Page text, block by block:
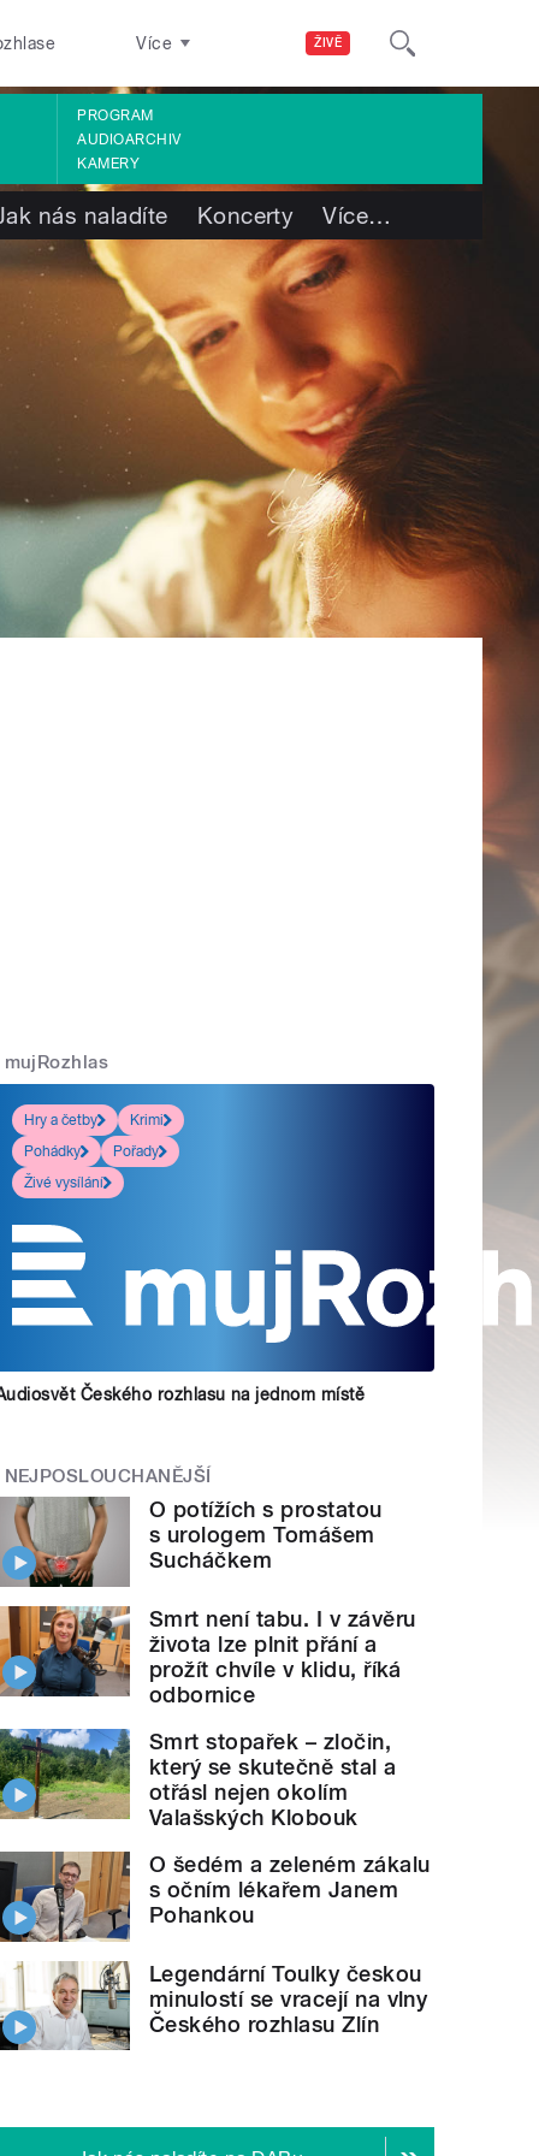
ŽIVĚ
Více
PROGRAM
AUDIOARCHIV
KAMERY
nás naladíte Koncerty Více…
mujRozhlas
Hry a četby
Krimi
Pohádky
Pořady
Živé vysílání
Českého rozhlasu na jednom místě
NEJPOSLOUCHANĚJŠÍ
O potížích s prostatou
s urologem Tomášem
Sucháčkem
Smrt není tabu. I v závěru
života lze plnit přání a
prožít chvíle v klidu, říká
odbornice
Smrt stopařek – zločin,
který se skutečně stal a
otřásl nejen okolím
Valašských Klobouk
O šedém a zeleném zákalu
s očním lékařem Janem
Pohankou
Legendární Toulky českou
minulostí se vracejí na vlny
Českého rozhlasu Zlín